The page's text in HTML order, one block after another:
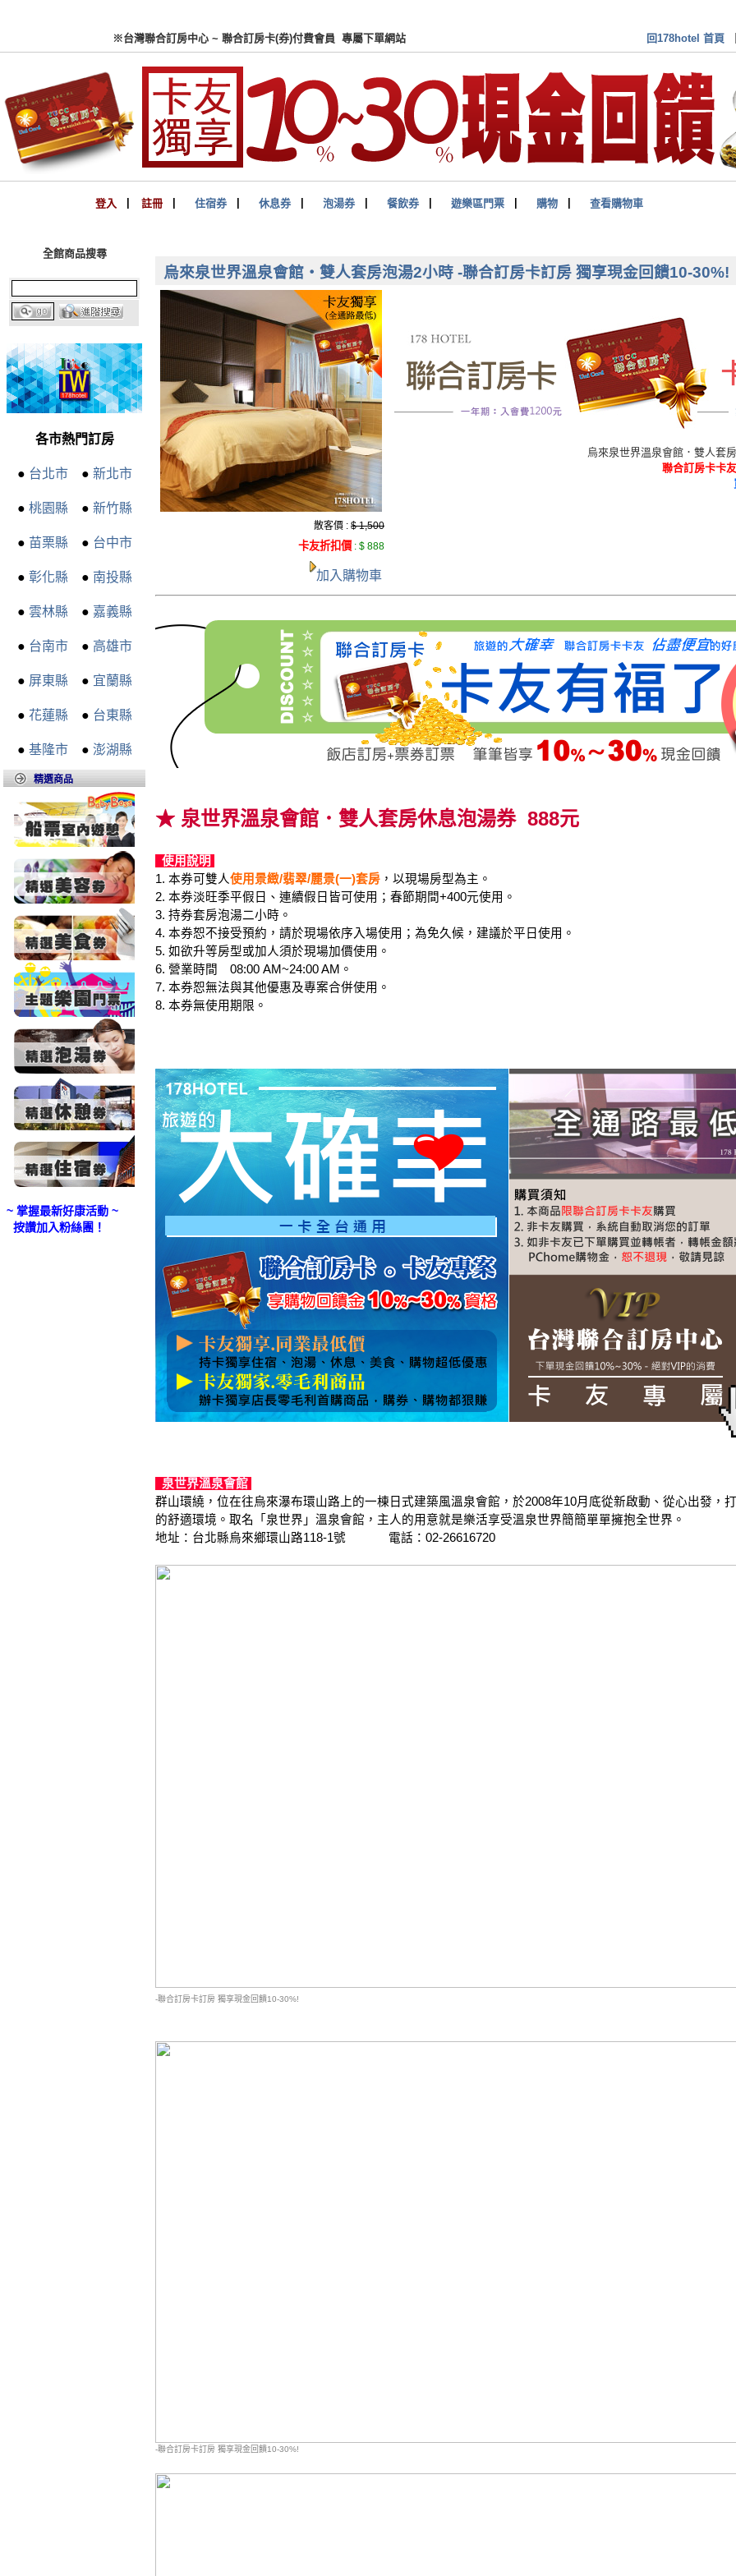
※台灣聯合訂房中心 ~ 聯合訂房卡(券)付費會員 專屬下單網站 回178hotel 首頁
登入 註冊 住宿券 休息券 泡湯券 餐飲券 遊樂區門票 購物 查看購物車
全館商品搜尋
各市熱門訂房
● 台北市● 新北市
● 桃園縣 ● 新竹縣
● 苗栗縣 ● 台中市
● 彰化縣 ● 南投縣
● 雲林縣 ● 嘉義縣
● 台南市● 高雄市
● 屏東縣 ● 宜蘭縣
● 花蓮縣 ● 台東縣
● 基隆市● 澎湖縣
精選商品
~ 掌握最新好康活動 ~
按讚加入粉絲團！
烏來泉世界溫泉會館‧雙人套房泡湯2小時 -聯合訂房卡訂房 獨享現金回饋10-30%!
散客價 : $ 1,500
卡友折扣價 : $ 888
加入購物車
烏來泉世界溫泉會館．雙人套
聯合訂房卡卡
★ 泉世界溫泉會館．雙人套房休息泡湯券 888元
使用說明
1. 本券可雙人使用景緻/翡翠/麗景(一)套房 ，以現場房型為主。
2. 本券淡旺季平假日、連續假日皆可使用；春節期間+400元使用。
3. 持券套房泡湯二小時。
4. 本券恕不接受預約，請於現場依序入場使用；為免久候，建議於平日使用。
5. 如欲升等房型或加人須於現場加價使用。
6. 營業時間 08:00 AM~24:00 AM。
7. 本券恕無法與其他優惠及專案合併使用。
8. 本券無使用期限。
泉世界溫泉會館
群山環繞，位在往烏來瀑布環山路上的一棟日式建築風溫泉會館，於2008年10月底從新啟動、從心出發，
的舒適環境。取名「泉世界」溫泉會館，主人的用意就是樂活享受溫泉世界簡簡單單擁抱全世界。
地址：台北縣烏來鄉環山路118-1號 電話：02-26616720
-聯合訂房卡訂房 獨享現金回饋10-30%!
-聯合訂房卡訂房 獨享現金回饋10-30%!